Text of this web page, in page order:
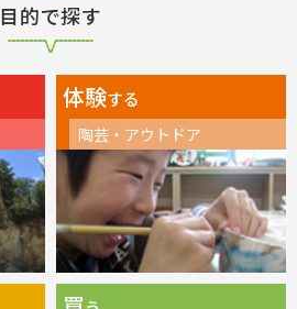
目的で探す
体験する
陶芸・アウトドア